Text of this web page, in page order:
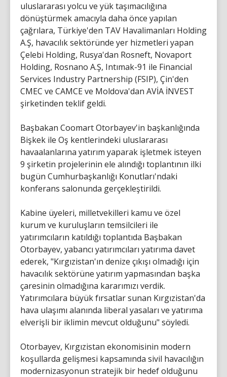
uluslararası yolcu ve yük taşımacılığına
dönüştürmek amacıyla daha önce yapılan
çağrılara, Türkiye'den TAV Havalimanları Holding
A.Ş, havacılık sektöründe yer hizmetleri yapan
Çelebi Holding, Rusya'dan Rosneft, Novaport
Holding, Rosnano A.Ş, Intımak-91 ile Financial
Services Industry Partnership (FSIP), Çin'den
CMEC ve CAMCE ve Moldova'dan AVİA İNVEST
şirketinden teklif geldi.
Başbakan Coomart Otorbayev'in başkanlığında
Bişkek ile Oş kentlerindeki uluslararası
havaalanlarına yatırım yaparak işletmek isteyen
9 şirketin projelerinin ele alındığı toplantının ilki
bugün Cumhurbaşkanlığı Konutları'ndaki
konferans salonunda gerçekleştirildi.
Kabine üyeleri, milletvekilleri kamu ve özel
kurum ve kuruluşların temsilcileri ile
yatırımcıların katıldığı toplantıda Başbakan
Otorbayev, yabancı yatırımcıları yatırıma davet
ederek, "Kırgızistan'ın denize çıkışı olmadığı için
havacılık sektörüne yatırım yapmasından başka
çaresinin olmadığına kararımızı verdik.
Yatırımcılara büyük fırsatlar sunan Kırgızistan'da
hava ulaşımı alanında liberal yasaları ve yatırıma
elverişli bir iklimin mevcut olduğunu" söyledi.
Otorbayev, Kırgızistan ekonomisinin modern
koşullarda gelişmesi kapsamında sivil havacılığın
modernizasyonun stratejik bir hedef olduğunu